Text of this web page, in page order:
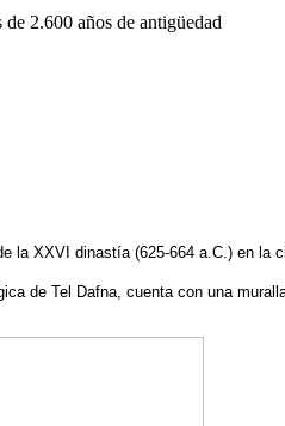
la XXVI dinastía (625-664 a.C.) en la
de Tel Dafna, cuenta con una